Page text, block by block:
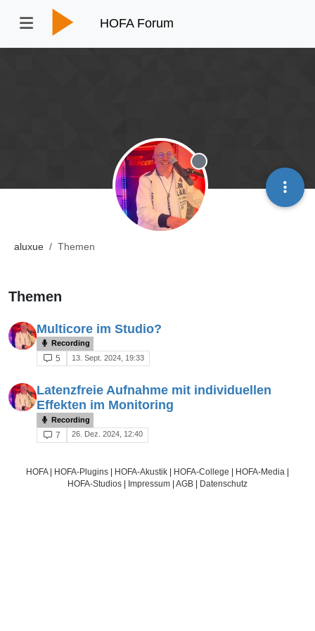
HOFA Forum
aluxue Themen
Offline
Themen
Multicore im Studio?
Recording
5 13. Sept. 2024, 19:33
Latenzfreie Aufnahme mit individuellen
Effekten im Monitoring
Recording
7 26. Dez. 2024, 12:40
HOFA | HOFA-Plugins | HOFA-Akustik | HOFA-College | HOFA-Media |
HOFA-Studios | Impressum | AGB | Datenschutz